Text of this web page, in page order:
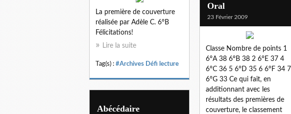
La première de couverture
réalisée par Adèle C. 6°B
Félicitations!
Lire la suite
Tag(s) : #Archives Défi lecture
Oral
23 Février 2009
Classe Nombre de points 1
6°A 38 6°B 38 2 6°E 37 4
6°C 36 5 6°D 35 6 6°F 34 7
6°G 33 Ce qui fait, en
additionnant avec les
résultats des premières de
couverture, le classement
Abécédaire